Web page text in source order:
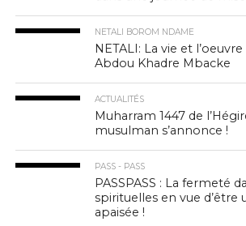
NETALI BOROM NDAME
NETALI: La vie et
Abdou Khadre Mbacke
ACTUALITÉS
Muharram 1447 de
musulman s’annonce !
PASS - PASS
PASSPASS : La fermeté
spirituelles en vue d’être
apaisée !